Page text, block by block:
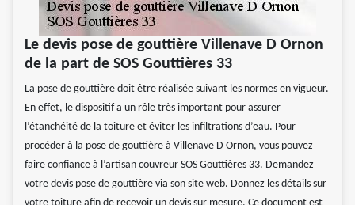
Le devis pose de gouttière Villenave D Ornon
de la part de SOS Gouttières 33
La pose de gouttière doit être réalisée suivant les normes en vigueur.
En effet, le dispositif a un rôle très important pour assurer
l’étanchéité de la toiture et éviter les infiltrations d’eau. Pour
procéder à la pose de gouttière à Villenave D Ornon, vous pouvez
faire confiance à l’artisan couvreur SOS Gouttières 33. Demandez
votre devis pose de gouttière via son site web. Donnez les détails sur